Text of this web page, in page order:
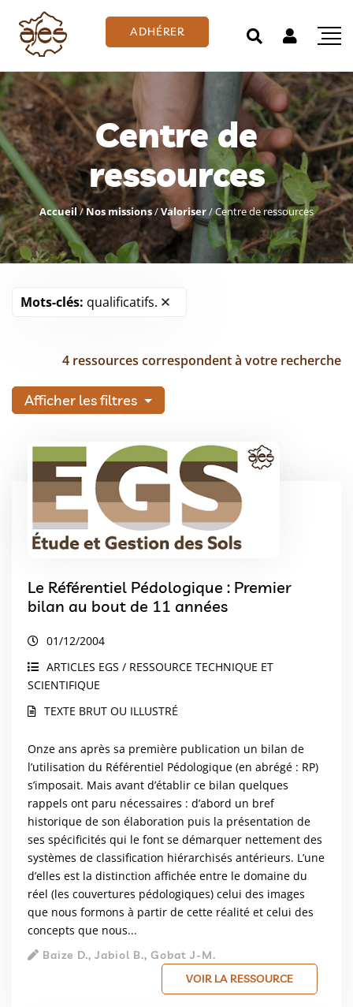
ADHÉRER
Centre de
ressources
Accueil/Nos missions/Valoriser/Centre de ressources
Mots-clés: qualificatifs.
4 ressources correspondent à votre recherche
Afficher les filtres
Le Référentiel Pédologique : Premier
bilan au bout de 11 années
01/12/2004
ARTICLES EGS / RESSOURCE TECHNIQUE ET
SCIENTIFIQUE
TEXTE BRUT OU ILLUSTRÉ
Onze ans après sa première publication un bilan de
l’utilisation du Référentiel Pédologique (en abrégé : RP)
s’imposait. Mais avant d’établir ce bilan quelques
rappels ont paru nécessaires : d’abord un bref
historique de son élaboration puis la présentation de
ses spécificités qui le font se démarquer nettement des
systèmes de classification hiérarchisés antérieurs. L’une
d’elles est la distinction affichée entre le domaine du
réel (les couvertures pédologiques) celui des images
que nous formons à partir de cette réalité et celui des
concepts que nous...
Baize D., Jabiol B., Gobat J-M.
VOIR LA RESSOURCE